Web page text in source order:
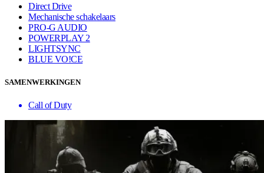
Direct Drive
Mechanische schakelaars
PRO-G AUDIO
POWERPLAY 2
LIGHTSYNC
BLUE VO!CE
SAMENWERKINGEN
Call of Duty